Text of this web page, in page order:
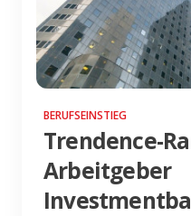
BERUFSEINSTIEG
Trendence-
Arbeitgeber